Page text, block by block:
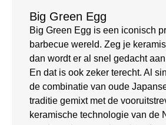
Big Green Egg
Big Green Egg is een iconisch
barbecue wereld. Zeg je
dan wordt er al snel gedacht
En dat is ook zeker terecht. Al
de combinatie van oude
traditie gemixt met de
keramische technologie van de